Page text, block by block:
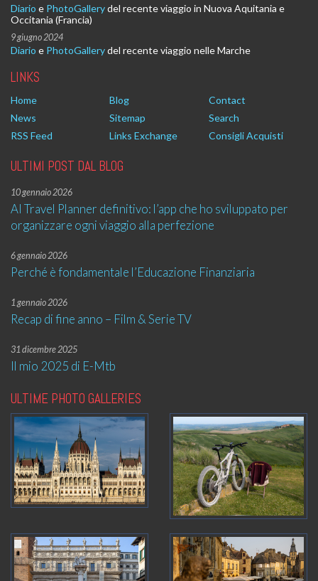
Diario e PhotoGallerydel recente viaggio in Nuova Aquitania e
Occitania (Francia)
9 giugno 2024
Diario e PhotoGallerydel recente viaggio nelle Marche
LINKS
Home Blog
Contact
News
Sitemap
Search
RSS Feed
Links Exchange Consigli Acquisti
ULTIMI POST DAL BLOG
10 gennaio 2026
AI Travel Planner definitivo: l’app che ho sviluppato per
organizzare ogni viaggio alla perfezione
6 gennaio 2026
Perché è fondamentale l’Educazione Finanziaria
1 gennaio 2026
Recap di fine anno – Film & Serie TV
31 dicembre 2025
Il mio 2025 di E-Mtb
ULTIME PHOTO GALLERIES